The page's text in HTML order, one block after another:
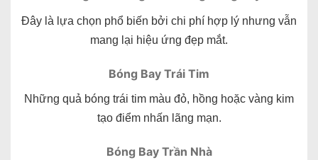
Đây là lựa chọn phổ biến bởi chi phí hợp lý nhưng vẫn
mang lại hiệu ứng đẹp mắt.
Bóng Bay Trái Tim
Những quả bóng trái tim màu đỏ, hồng hoặc vàng kim
tạo điểm nhấn lãng mạn.
Bóng Bay Trần Nhà